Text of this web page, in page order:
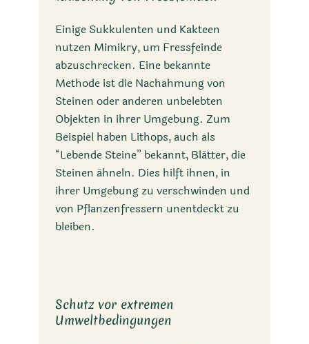
Einige Sukkulenten und Kakteen
nutzen Mimikry, um Fressfeinde
abzuschrecken. Eine bekannte
Methode ist die Nachahmung von
Steinen oder anderen unbelebten
Objekten in ihrer Umgebung. Zum
Beispiel haben Lithops, auch als
“Lebende Steine” bekannt, Blätter, die
Steinen ähneln. Dies hilft ihnen, in
ihrer Umgebung zu verschwinden und
von Pflanzenfressern unentdeckt zu
bleiben.
Schutz vor extremen
Umweltbedingungen